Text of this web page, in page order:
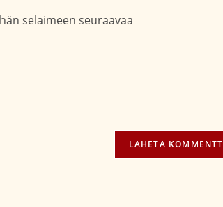
(valinnainen)
selaimeen seuraavaa